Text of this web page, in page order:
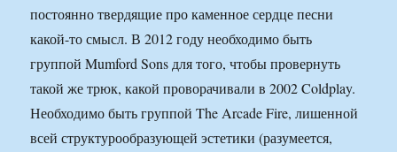
постоянно твердящие про каменное сердце песни
какой-то смысл. В 2012 году необходимо быть
группой Mumford Sons для того, чтобы провернуть
такой же трюк, какой проворачивали в 2002 Coldplay.
Необходимо быть группой The Arcade Fire, лишенной
всей структурообразующей эстетики (разумеется,